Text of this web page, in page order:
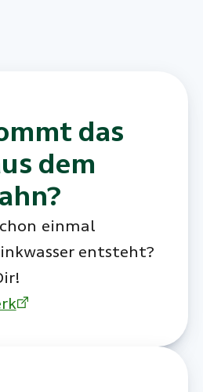
das
dem
einmal
entsteht?